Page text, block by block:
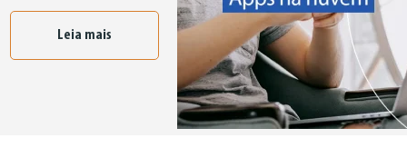
Leia mais